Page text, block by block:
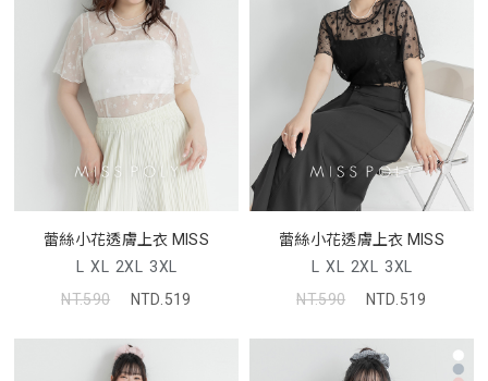
蕾絲小花透膚上衣 MISS
L XL 2XL 3XL
NT.590
NTD.519
蕾絲小花透膚上衣 MISS
L XL 2XL 3XL
NT.590
NTD.519